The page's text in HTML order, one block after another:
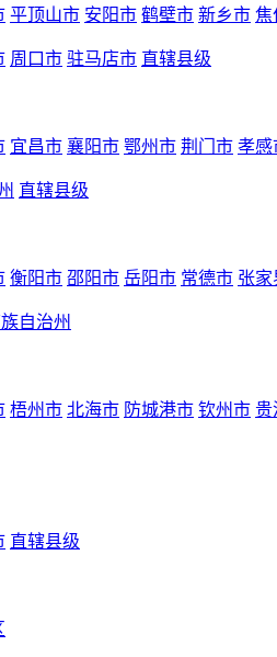
平顶山市 安阳市 鹤壁市 新乡市 焦
周口市 驻马店市 直辖县级
宜昌市 襄阳市 鄂州市 荆门市 孝感
直辖县级
衡阳市 邵阳市 岳阳市 常德市 张家
自治州
梧州市 北海市 防城港市 钦州市 贵
直辖县级